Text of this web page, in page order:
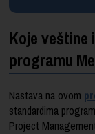
Koje veštine
programu
Nastava na ovom
standardima
Project